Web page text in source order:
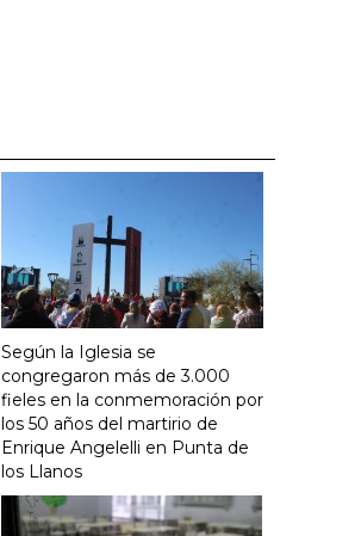
Según la Iglesia se
congregaron más de 3.000
fieles en la conmemoración por
los 50 años del martirio de
Enrique Angelelli en Punta de
los Llanos